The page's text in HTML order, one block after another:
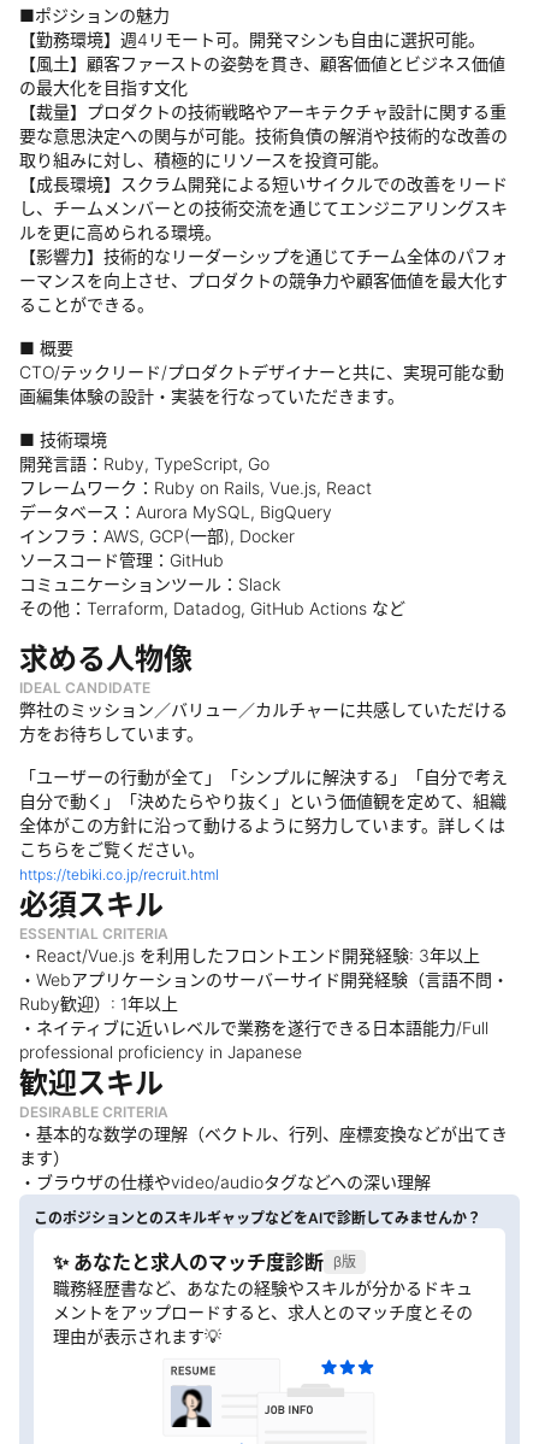
■ポジションの魅力
【勤務環境】週4リモート可。開発マシンも自由に選択可能。
【風土】顧客ファーストの姿勢を貫き、顧客価値とビジネス価値
の最大化を目指す文化
【裁量】プロダクトの技術戦略やアーキテクチャ設計に関する重
要な意思決定への関与が可能。技術負債の解消や技術的な改善の
取り組みに対し、積極的にリソースを投資可能。
【成長環境】スクラム開発による短いサイクルでの改善をリード
し、チームメンバーとの技術交流を通じてエンジニアリングスキ
ルを更に高められる環境。
【影響力】技術的なリーダーシップを通じてチーム全体のパフォ
ーマンスを向上させ、プロダクトの競争力や顧客価値を最大化す
ることができる。
■ 概要
CTO/テックリード/プロダクトデザイナーと共に、実現可能な動
画編集体験の設計・実装を行なっていただきます。
■ 技術環境
開発言語：Ruby, TypeScript, Go
フレームワーク：Ruby on Rails, Vue.js, React
データベース：Aurora MySQL, BigQuery
インフラ：AWS, GCP(一部), Docker
ソースコード管理：GitHub
コミュニケーションツール：Slack
その他：Terraform, Datadog, GitHub Actions など
求める人物像
IDEAL CANDIDATE
弊社のミッション／バリュー／カルチャーに共感していただける
方をお待ちしています。
「ユーザーの行動が全て」「シンプルに解決する」「自分で考え
自分で動く」「決めたらやり抜く」という価値観を定めて、組織
全体がこの方針に沿って動けるように努力しています。詳しくは
こちらをご覧ください。
https://tebiki.co.jp/recruit.html
必須スキル
ESSENTIAL CRITERIA
・React/Vue.js を利用したフロントエンド開発経験: 3年以上
・Webアプリケーションのサーバーサイド開発経験（言語不問・
Ruby歓迎）: 1年以上
・ネイティブに近いレベルで業務を遂行できる日本語能力/Full
professional proficiency in Japanese
歓迎スキル
DESIRABLE CRITERIA
・基本的な数学の理解（ベクトル、行列、座標変換などが出てき
ます）
・ブラウザの仕様やvideo/audioタグなどへの深い理解
このポジションとのスキルギャップなどをAIで診断してみませんか？
✨ あなたと求人のマッチ度診断 β版
職務経歴書など、あなたの経験やスキルが分かるドキュ
メントをアップロードすると、求人とのマッチ度とその
理由が表示されます💡